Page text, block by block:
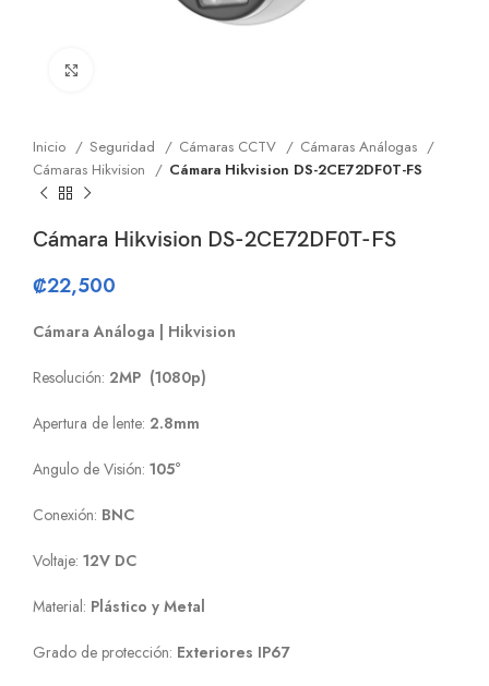
Inicio Seguridad Cámaras CCTV
Cámaras Análogas
Cámaras Hikvision
Cámara Hikvision DS-2CE72DF0T-FS
Cámara Hikvision DS-2CE72DF0T-FS
₡22,500
Cámara Análoga | Hikvision
Resolución: 2MP (1080p)
Apertura de lente: 2.8mm
Angulo de Visión: 105°
Conexión: BNC
Voltaje: 12V DC
Material: Plástico y Metal
Grado de protección: Exteriores IP67